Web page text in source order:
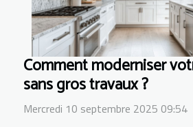
Comment moderniser
sans gros travaux ?
Mercredi 10 septembre 2025 09:54